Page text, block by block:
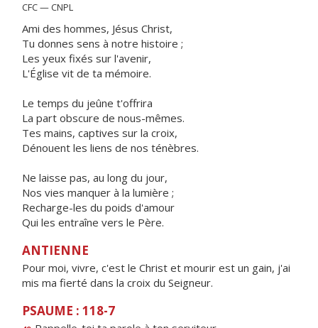
CFC — CNPL
Ami des hommes, Jésus Christ,
Tu donnes sens à notre histoire ;
Les yeux fixés sur l'avenir,
L'Église vit de ta mémoire.
Le temps du jeûne t'offrira
La part obscure de nous-mêmes.
Tes mains, captives sur la croix,
Dénouent les liens de nos ténèbres.
Ne laisse pas, au long du jour,
Nos vies manquer à la lumière ;
Recharge-les du poids d'amour
Qui les entraîne vers le Père.
ANTIENNE
Pour moi, vivre, c'est le Christ et mourir est un gain, j'ai
mis ma fierté dans la croix du Seigneur.
PSAUME : 118-7